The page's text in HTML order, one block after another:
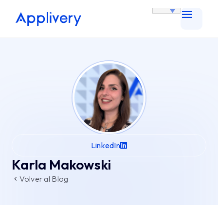
LinkedIn
Volver al Blog
Karla Makowski